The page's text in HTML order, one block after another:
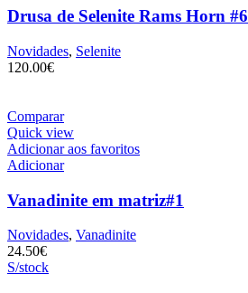
Drusa de Selenite Rams Horn #6
Novidades, Selenite
120.00€
Comparar
Quick view
Adicionar aos favoritos
Adicionar
Vanadinite em matriz#1
Novidades, Vanadinite
24.50€
S/stock